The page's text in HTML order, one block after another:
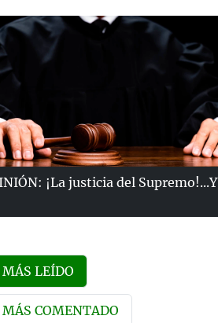
¡La justicia del Supremo!...Y
LEÍDO
COMENTADO